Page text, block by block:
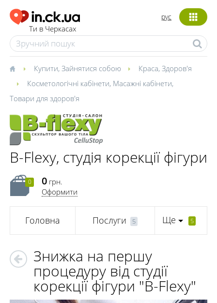
Ти в Черкасах
рус
Купити, Зайнятися собою Краса, Здоров'я
Косметологічні кабінети, Масажні кабінети,
Товари для здоров'я
B-Flexy, студія корекції фігури
0 0 грн.
Оформити
Головна Послуги 5 Ще 5
Знижка на першу
процедуру від студії
корекції фігури "B-Flexy"